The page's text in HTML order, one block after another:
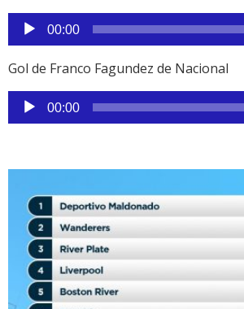
Reproductor
de
audio
00:00
Gol de Franco Fagundez de Nacional
Reproductor
de
00:00